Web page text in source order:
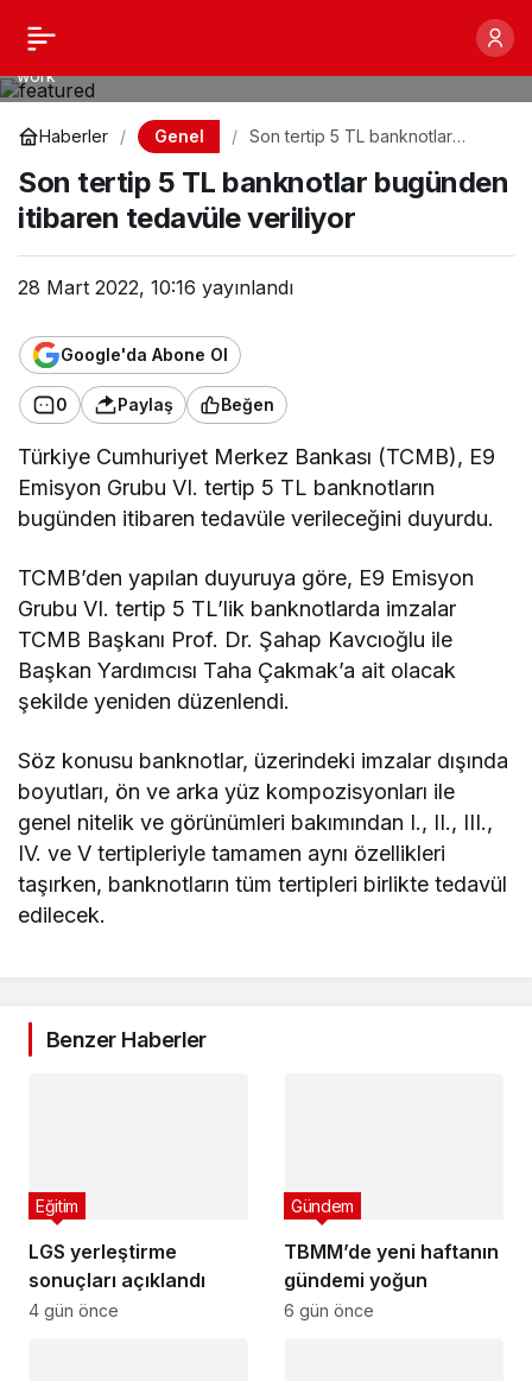
5 Turkish lira bills printed in illegal money production conveyor.
Collage of many fake bills. Concept of counterfeitters mass
work
Haberler Genel
Son tertip 5 TL banknotlar
veriliyor
Son tertip 5 TL banknotlar bugünden
itibaren tedavüle veriliyor
28 Mart 2022, 10:16 yayınlandı
Google'da Abone Ol
0 Paylaş Beğen
Türkiye Cumhuriyet Merkez Bankası (TCMB), E9
Emisyon Grubu VI. tertip 5 TL banknotların
bugünden itibaren tedavüle verileceğini duyurdu.
TCMB’den yapılan duyuruya göre, E9 Emisyon
Grubu VI. tertip 5 TL’lik banknotlarda imzalar
TCMB Başkanı Prof. Dr. Şahap Kavcıoğlu ile
Başkan Yardımcısı Taha Çakmak’a ait olacak
şekilde yeniden düzenlendi.
Söz konusu banknotlar, üzerindeki imzalar dışında
boyutları, ön ve arka yüz kompozisyonları ile
genel nitelik ve görünümleri bakımından I., II., III.,
IV. ve V tertipleriyle tamamen aynı özellikleri
taşırken, banknotların tüm tertipleri birlikte tedavül
edilecek.
Son tertip 5 TL
banknotlar bugünden
veriliyor
Paylaş
Benzer Haberler
LGS yerleştirme
sonuçları açıklandı
Eğitim
4 gün önce
TBMM’de yeni haftanın
gündemi yoğun
Gündem
6 gün önce